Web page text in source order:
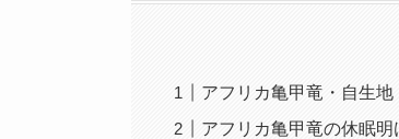
アフリカ亀甲竜・自生
アフリカ亀甲竜の休眠明